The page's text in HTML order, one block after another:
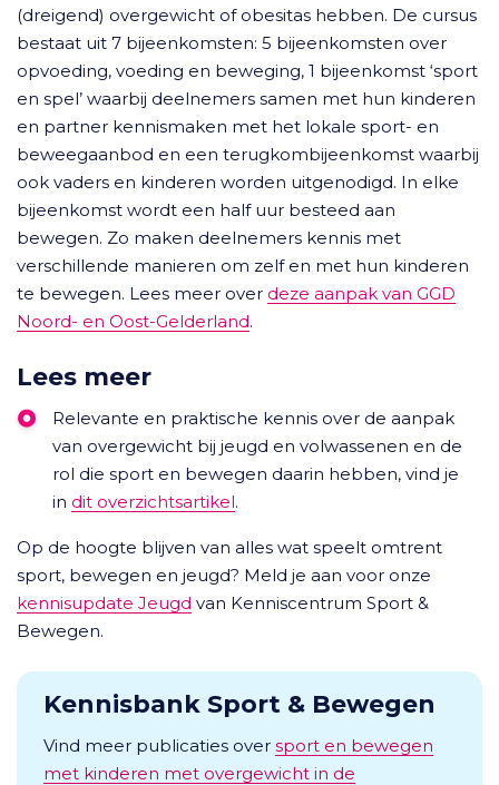
(dreigend) overgewicht of obesitas hebben. De cursus
bestaat uit 7 bijeenkomsten: 5 bijeenkomsten over
opvoeding, voeding en beweging, 1 bijeenkomst ‘sport
en spel’ waarbij deelnemers samen met hun kinderen
en partner kennismaken met het lokale sport- en
beweegaanbod en een terugkombijeenkomst waarbij
ook vaders en kinderen worden uitgenodigd. In elke
bijeenkomst wordt een half uur besteed aan
bewegen. Zo maken deelnemers kennis met
verschillende manieren om zelf en met hun kinderen
te bewegen. Lees meer over deze aanpak van GGD
Noord- en Oost-Gelderland.
Lees meer
Relevante en praktische kennis over de aanpak
van overgewicht bij jeugd en volwassenen en de
rol die sport en bewegen daarin hebben, vind je
in dit overzichtsartikel(opent in nieuw tabblad)
.
Op de hoogte blijven van alles wat speelt omtrent
sport, bewegen en jeugd? Meld je aan voor onze
kennisupdate Jeugd van Kenniscentrum Sport &
Bewegen.
Kennisbank Sport & Bewegen
Vind meer publicaties over sport en bewegen
met kinderen met overgewicht in de